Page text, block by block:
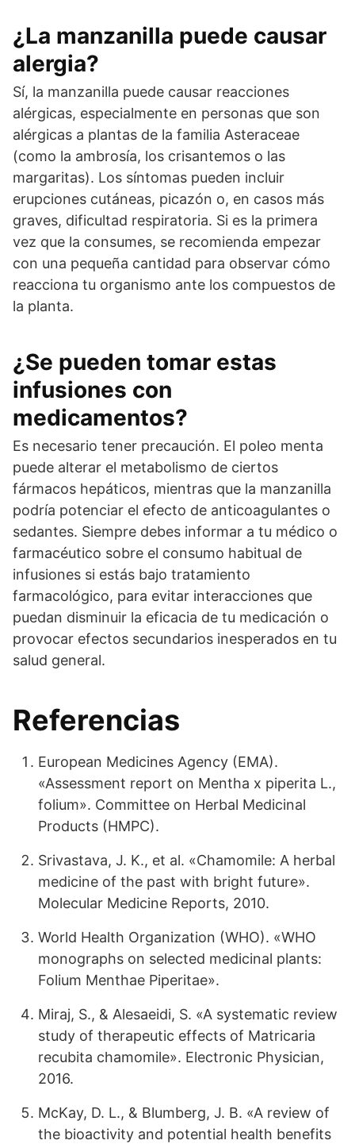
¿La manzanilla puede causar
alergia?
Sí, la manzanilla puede causar reacciones
alérgicas, especialmente en personas que son
alérgicas a plantas de la familia Asteraceae
(como la ambrosía, los crisantemos o las
margaritas). Los síntomas pueden incluir
erupciones cutáneas, picazón o, en casos más
graves, dificultad respiratoria. Si es la primera
vez que la consumes, se recomienda empezar
con una pequeña cantidad para observar cómo
reacciona tu organismo ante los compuestos de
la planta.
¿Se pueden tomar estas
infusiones con
medicamentos?
Es necesario tener precaución. El poleo menta
puede alterar el metabolismo de ciertos
fármacos hepáticos, mientras que la manzanilla
podría potenciar el efecto de anticoagulantes o
sedantes. Siempre debes informar a tu médico o
farmacéutico sobre el consumo habitual de
infusiones si estás bajo tratamiento
farmacológico, para evitar interacciones que
puedan disminuir la eficacia de tu medicación o
provocar efectos secundarios inesperados en tu
salud general.
Referencias
European Medicines Agency (EMA).
«Assessment report on Mentha x piperita L.,
folium». Committee on Herbal Medicinal
Products (HMPC).
Srivastava, J. K., et al. «Chamomile: A herbal
medicine of the past with bright future».
Molecular Medicine Reports, 2010.
World Health Organization (WHO). «WHO
monographs on selected medicinal plants:
Folium Menthae Piperitae».
Miraj, S., & Alesaeidi, S. «A systematic review
study of therapeutic effects of Matricaria
recubita chamomile». Electronic Physician,
2016.
McKay, D. L., & Blumberg, J. B. «A review of
the bioactivity and potential health benefits